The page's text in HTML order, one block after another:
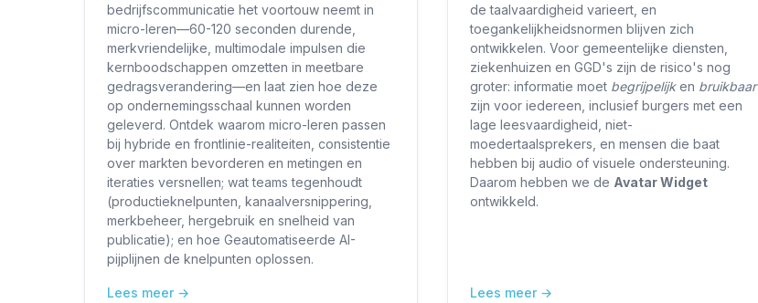
bedrijfscommunicatie het voortouw neemt in
micro-leren—60-120 seconden durende,
merkvriendelijke, multimodale impulsen die
kernboodschappen omzetten in meetbare
gedragsverandering—en laat zien hoe deze
op ondernemingsschaal kunnen worden
geleverd. Ontdek waarom micro-leren passen
bij hybride en frontlinie-realiteiten, consistentie
over markten bevorderen en metingen en
iteraties versnellen; wat teams tegenhoudt
(productieknelpunten, kanaalversnippering,
merkbeheer, hergebruik en snelheid van
publicatie); en hoe Geautomatiseerde AI-
pijplijnen de knelpunten oplossen.
Lees meer
Publieke Diensten Brengen
de taalvaardigheid varieert, en
toegankelijkheidsnormen blijven zich
ontwikkelen. Voor gemeentelijke diensten,
ziekenhuizen en GGD's zijn de risico's nog
groter: informatie moet begrijpelijken bruikbaar
zijn voor iedereen, inclusief burgers met een
lage leesvaardigheid, niet-
moedertaalsprekers, en mensen die baat
hebben bij audio of visuele ondersteuning.
Daarom hebben we de Avatar Widget
ontwikkeld.
Lees meer